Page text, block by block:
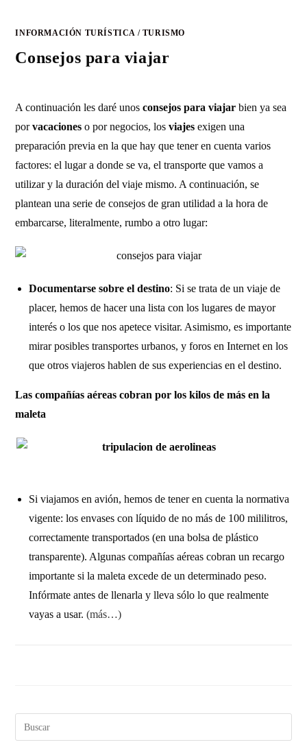
INFORMACIÓN TURÍSTICA / TURISMO
Consejos para viajar
A continuación les daré unosconsejos para viajar bien ya sea
porvacaciones o por negocios, losviajes exigen una
preparación previa en la que hay que tener en cuenta varios
factores: el lugar a donde se va, el transporte que vamos a
utilizar y la duración del viaje mismo. A continuación, se
plantean una serie de consejos de gran utilidad a la hora de
embarcarse, literalmente, rumbo a otro lugar:
Documentarse sobre el destino: Si se trata de un viaje de
placer, hemos de hacer una lista con los lugares de mayor
interés o los que nos apetece visitar. Asimismo, es importante
mirar posibles transportes urbanos, y foros en Internet en los
que otros viajeros hablen de sus experiencias en el destino.
Las compañías aéreas cobran por los kilos de más en la
maleta
Si viajamos en avión, hemos de tener en cuenta la normativa
vigente: los envases con líquido de no más de 100 mililitros,
correctamente transportados (en una bolsa de plástico
transparente). Algunas compañías aéreas cobran un recargo
importante si la maleta excede de un determinado peso.
Infórmate antes de llenarla y lleva sólo lo que realmente
vayas a usar.(más…)